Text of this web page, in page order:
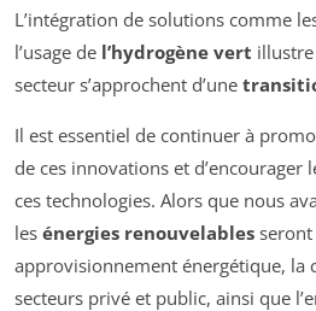
L’intégration de solutions comme
l’usage de l’hydrogène vert
secteur s’approchent d’une
Il est essentiel de continuer à
de ces innovations et d’encourager
ces technologies. Alors que nous
les énergies renouvelables
approvisionnement énergétique, la
secteurs privé et public, ainsi que